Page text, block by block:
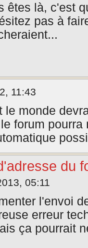
êtes là, c'est
pas à
11:43
le monde
forum pourra
du
05:11
l'envoi
erreur
ça pourrait